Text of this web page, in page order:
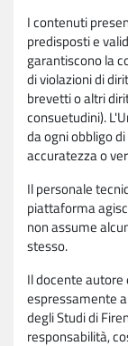
I contenuti
predisposti e
garantiscono la
di violazioni di
brevetti o altri
consuetudini).
da ogni obbligo
accuratezza o
Il personale
piattaforma
non assume
stesso.
Il docente
espressamente
degli Studi di
responsabilità,